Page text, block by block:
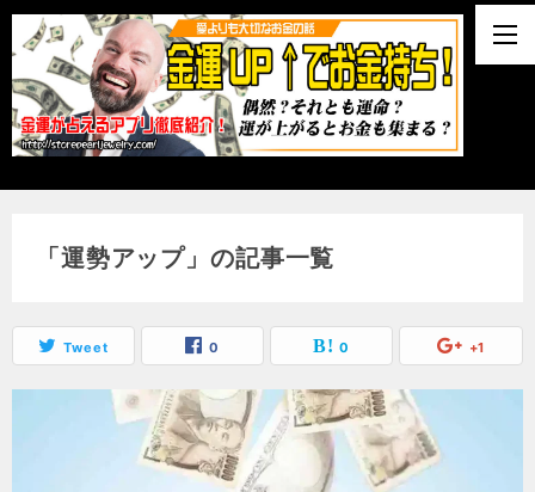
「運勢アップ」の記事一覧
Tweet 0 0 +1